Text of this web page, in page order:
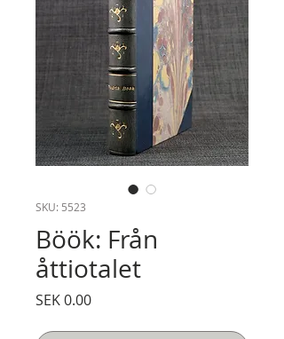
SKU: 5523
Böök: Från
åttiotalet
SEK 0.00Price